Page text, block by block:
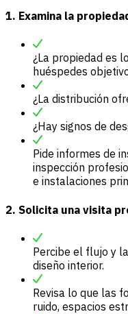
1. Examina la
¿La propiedad es
huéspedes
¿La distribución
¿Hay signos de
Pide informes de
inspección
e instalaciones
2. Solicita una visita
Percibe el flujo y
diseño interior.
Revisa lo que las
ruido, espacios